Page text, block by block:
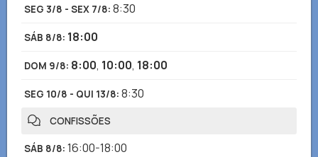
SEG 3/8 - SEX 7/8: 8:30
SÁB 8/8: 18:00
DOM 9/8: 8:00, 10:00, 18:00
SEG 10/8 - QUI 13/8: 8:30
CONFISSÕES
SÁB 8/8: 16:00-18:00